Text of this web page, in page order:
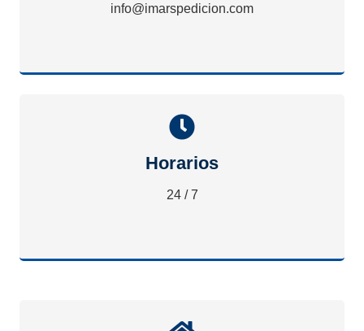
info@imarspedicion.com
Horarios
24 / 7